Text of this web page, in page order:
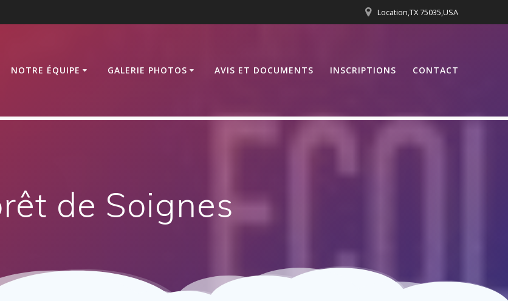
Location,TX 75035,USA
NOTRE ÉQUIPE GALERIE PHOTOS AVIS ET DOCUMENTS INSCRIPTIONS CONTACT
de Soignes